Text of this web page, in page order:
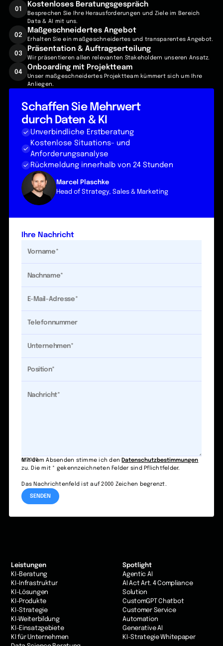
01
Kostenloses Beratungsgespräch
Besprechen Sie Ihre Herausforderungen und Ziele im Bereich
Data & AI mit uns.
02
Maßgeschneidertes Angebot
Erhalten Sie ein maßgeschneidertes und transparentes Angebot.
03
Präsentation & Auftragserteilung
Wir präsentieren allen relevanten Stakeholdern unseren Ansatz.
04
Onboarding mit Projektteam
Unser maßgeschneidertes Projektteam kümmert sich um Ihre
Anliegen.
Schaffen Sie Mehrwert
durch Daten & KI
Unverbindliche Erstberatung
Kostenlose Situations- und
Anforderungsanalyse
Rückmeldung innerhalb von 24 Stunden
Marcel Plaschke
Head of Strategy, Sales & Marketing
Ihre Nachricht
0/2000
Mit dem Absenden stimme ich den Datenschutzbestimmungen
zu. Die mit * gekennzeichneten Felder sind Pflichtfelder.
Das Nachrichtenfeld ist auf 2000 Zeichen begrenzt.
Leistungen
KI-Beratung
KI-Infrastruktur
KI-Lösungen
KI-Produkte
KI-Strategie
KI-Weiterbildung
KI-Einsatzgebiete
KI für Unternehmen
Spotlight
Agentic AI
AI Act Art. 4 Compliance
Solution
CustomGPT Chatbot
Customer Service
Automation
Generative AI
KI-Strategie Whitepaper